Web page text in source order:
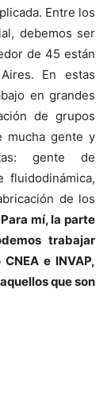
Entre los
debemos ser
de 45 están
En estas
en grandes
de grupos
mucha gente y
gente de
fluidodinámica,
de los
Para mí, la parte
trabajar
e INVAP,
que son